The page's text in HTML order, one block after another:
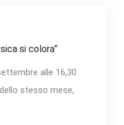
si colora”
alle 16,30
stesso mese,